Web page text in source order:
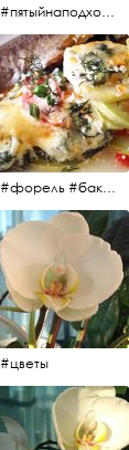
#пятыйнаподходе# цветы #весна2017
#форель #баклажаны #помидоры #завтрак
#цветы